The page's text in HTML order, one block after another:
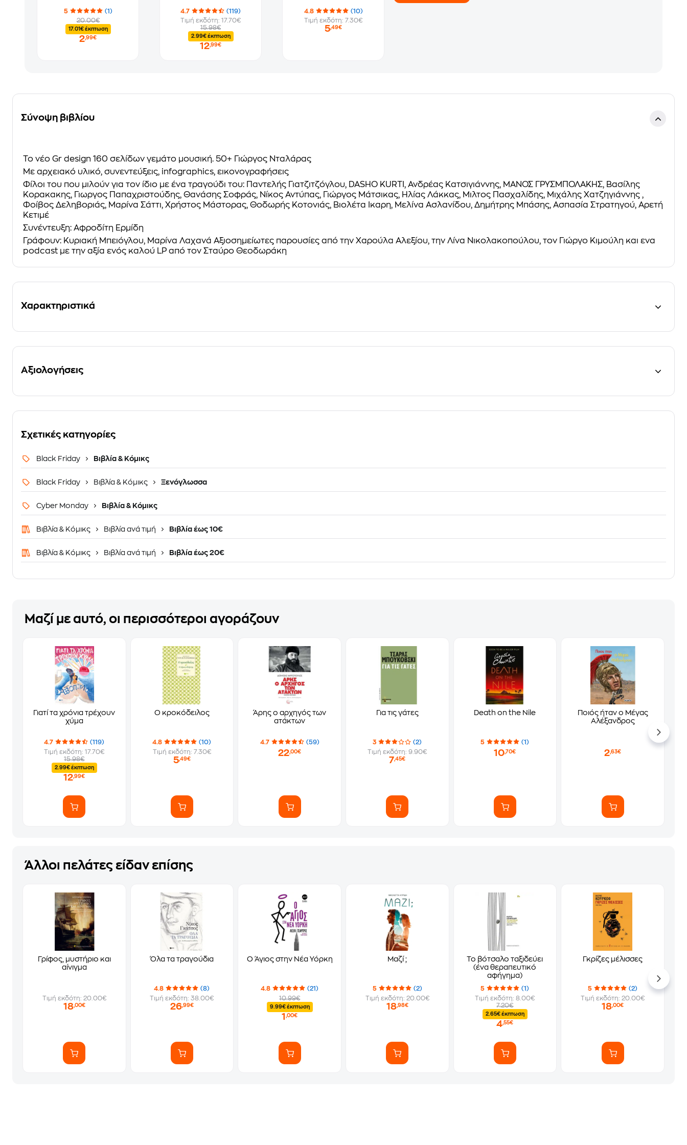
5
(1)
20.00€
17.01€ έκπτωση
2,99€
4.7
(119)
Τιμή εκδότη: 17.70€
15.98€
2.99€ έκπτωση
12,99€
4.8
(10)
Τιμή εκδότη: 7.30€
5,49€
Σύνοψη βιβλίου
Το νέο Gr design 160 σελίδων γεμάτο μουσική. 50+ Γιώργος Νταλάρας
Με αρχειακό υλικό, συνεντεύξεις, infographics, εικονογραφήσεις
Φίλοι του που μιλούν για τον ίδιο με ένα τραγούδι του: Παντελής Γιατζιτζόγλου, DASHO KURTI, Ανδρέας Κατσιγιάννης, ΜΑΝΟΣ ΓΡΥΣΜΠΟΛΑΚΗΣ, Βασίλης
Kορακακης, Γιωργος Παπαχριστούδης, Θανάσης Σοφράς, Νίκος Αντύπας, Γιώργος Μάτσικας, Ηλίας Λάκκας, Mιλτος Πασχαλίδης, Μιχάλης Χατζηγιάννης ,
Φοίβος Δεληβοριάς, Μαρίνα Σάττι, Χρήστος Μάστορας, Θοδωρής Κοτονιάς, Βιολέτα Ικαρη, Μελίνα Ασλανίδου, Δημήτρης Μπάσης, Ασπασία Στρατηγού, Αρετή
Κετιμέ
Συνέντευξη: Αφροδίτη Ερμίδη
Γράφουν: Κυριακή Μπειόγλου, Μαρίνα Λαχανά Αξιοσημείωτες παρουσίες από την Χαρούλα Αλεξίου, την Λίνα Νικολακοπούλου, τον Γιώργο Κιμούλη και ενα
podcast με την αξία ενός καλού LP από τον Σταύρο Θεοδωράκη
Χαρακτηριστικά
Αξιολογήσεις
Σχετικές κατηγορίες
Black Friday Βιβλία & Κόμικς
Black Friday Βιβλία & Κόμικς Ξενόγλωσσα
Cyber Monday Βιβλία & Κόμικς
Βιβλία & Κόμικς Βιβλία ανά τιμή Βιβλία έως 10€
Βιβλία & Κόμικς Βιβλία ανά τιμή Βιβλία έως 20€
Μαζί με αυτό, οι περισσότεροι αγοράζουν
Γιατί τα χρόνια τρέχουν
χύμα
4.7
(119)
Τιμή εκδότη: 17.70€
15.98€
2.99€ έκπτωση
12,99€
Ο κροκόδειλος
4.8
(10)
Τιμή εκδότη: 7.30€
5,49€
Άρης ο αρχηγός των
ατάκτων
4.7 (59)
22,00€
Για τις γάτες
3
(2)
Τιμή εκδότη: 9.90€
7,45€
Death on the Nile
5 (1)
10,70€
Ποιός ήταν ο Μέγας
Αλέξανδρος
2,63€
Άλλοι πελάτες είδαν επίσης
Γρίφος, μυστήριο και
αίνιγμα
Τιμή εκδότη: 20.00€
18,00€
Όλα τα τραγούδια
4.8
(8)
Τιμή εκδότη: 38.00€
26,99€
O Άγιος στην Νέα Υόρκη
4.8
(21)
10.99€
9.99€ έκπτωση
1,00€
Μαζί ;
5
(2)
Τιμή εκδότη: 20.00€
18,98€
Το βότσαλο ταξιδεύει
(ένα θεραπευτικό
αφήγημα)
5
(1)
Τιμή εκδότη: 8.00€
7.20€
2.65€ έκπτωση
4,55€
Γκρίζες μέλισσες
5
(2)
Τιμή εκδότη: 20.00€
18,00€